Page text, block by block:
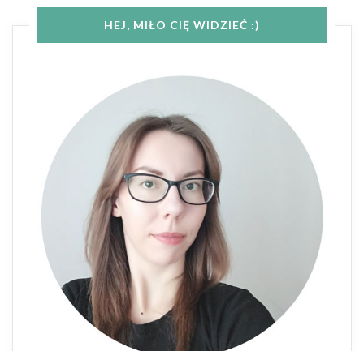
wpisach
HEJ, MIŁO CIĘ WIDZIEĆ :)